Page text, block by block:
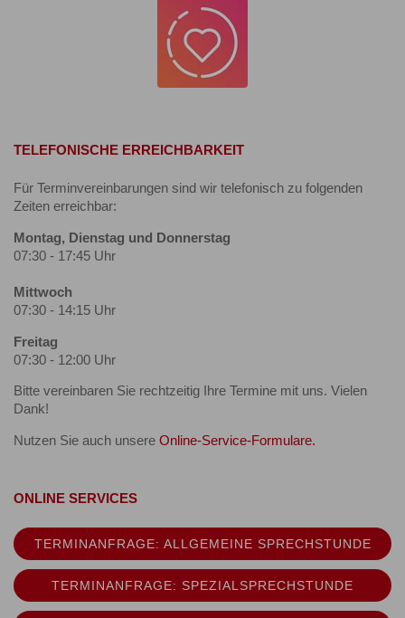
TELEFONISCHE ERREICHBARKEIT
Für Terminvereinbarungen sind wir telefonisch zu folgenden
Zeiten erreichbar:
Montag, Dienstag und Donnerstag
07:30 - 17:45 Uhr
Mittwoch
07:30 - 14:15 Uhr
Freitag
07:30 - 12:00 Uhr
Bitte vereinbaren Sie rechtzeitig Ihre Termine mit uns. Vielen
Dank!
Nutzen Sie auch unsere Online-Service-Formulare.
ONLINE SERVICES
TERMINANFRAGE: ALLGEMEINE SPRECHSTUNDE
TERMINANFRAGE: SPEZIALSPRECHSTUNDE